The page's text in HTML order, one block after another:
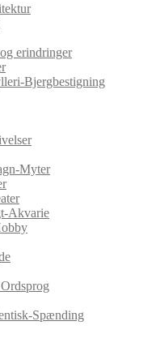
erindringer
Bjergbestigning
Myter
Akvarie
Spænding